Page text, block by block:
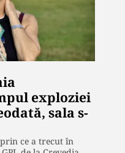
exploziei
sala s-
ce a trecut în